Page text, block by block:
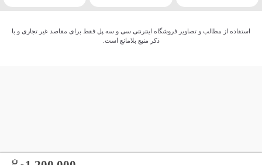
استفاده از مطالب و تصاویر فروشگاه اینترنتی سی و سه پل فقط برای مقاصد غیر تجاری و با
ذکر منبع بلامانع است.